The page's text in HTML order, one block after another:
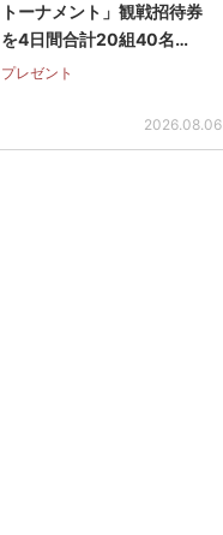
トーナメント」観戦招待券
を4日間合計20組40名…
プレゼント
2026.08.06